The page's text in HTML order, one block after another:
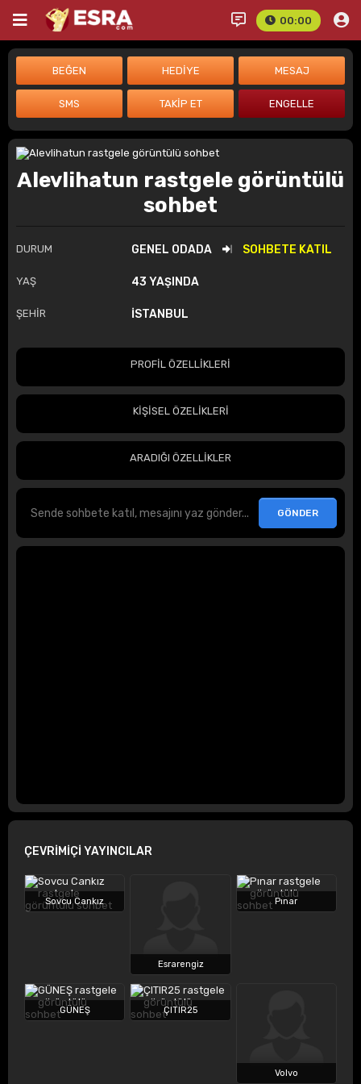
00:00
Alevlihatun rastgele görüntülü
sohbet
DURUM GENEL ODADA SOHBETE KATIL
YAŞ 43 YAŞINDA
ŞEHİR İSTANBUL
PROFİL ÖZELLİKLERİ
KİŞİSEL ÖZELİKLERİ
ARADIĞI ÖZELLİKLER
ÇEVRİMİÇİ YAYINCILAR
Sovcu Cankız
Esrarengiz
Pınar
GÜNEŞ ÇITIR25
Volvo